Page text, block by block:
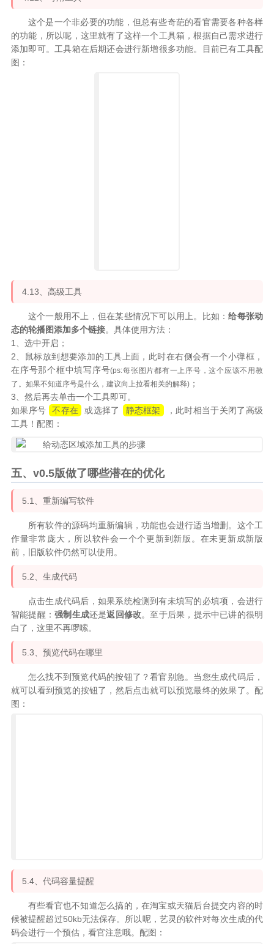
这个是一个非必要的功能，但总有些奇葩的看官需要各种各样
的功能，所以呢，这里就有了这样一个工具箱，根据自己需求进行
添加即可。工具箱在后期还会进行新增很多功能。目前已有工具配
图：
4.13、高级工具
这个一般用不上，但在某些情况下可以用上。比如：给每张动
态的轮播图添加多个链接。具体使用方法：
1、选中开启；
2、鼠标放到想要添加的工具上面，此时在右侧会有一个小弹框，
在序号那个框中填写序号(ps:每张图片都有一上序号，这个应该不用教
了。如果不知道序号是什么，建议向上拉看相关的解释) ；
3、然后再去单击一个工具即可。
如果序号
不存在 或选择了 静态框架
，此时相当于关闭了高级
工具！配图：
五、v0.5版做了哪些潜在的优化
5.1、重新编写软件
所有软件的源码均重新编辑，功能也会进行适当增删。这个工
作量非常庞大，所以软件会一个个更新到新版。在未更新成新版
前，旧版软件仍然可以使用。
5.2、生成代码
点击生成代码后，如果系统检测到有未填写的必填项，会进行
智能提醒：强制生成还是返回修改。至于后果，提示中已讲的很明
白了，这里不再啰嗦。
5.3、预览代码在哪里
怎么找不到预览代码的按钮了？看官别急。当您生成代码后，
就可以看到预览的按钮了，然后点击就可以预览最终的效果了。配
图：
5.4、代码容量提醒
有些看官也不知道怎么搞的，在淘宝或天猫后台提交内容的时
候被提醒超过50kb无法保存。所以呢，艺灵的软件对每次生成的代
码会进行一个预估，看官注意哦。配图：